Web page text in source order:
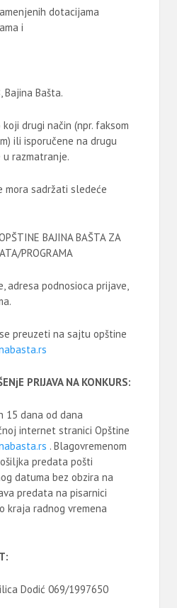
dotacijama
i
Bajina Bašta.
drugi način (npr. faksom
ili isporučene na drugu
razmatranje.
mora sadržati sledeće
BAJINA BAŠTA ZA
PROGRAMA
adresa podnosioca prijave,
preuzeti na sajtu opštine
PRIJAVA NA KONKURS:
15 dana od dana
internet stranici Opštine
. Blagovremenom
predata pošti
datuma bez obzira na
predata na pisarnici
kraja radnog vremena
Dodić 069/1997650